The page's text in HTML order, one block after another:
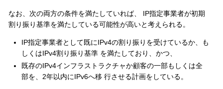
なお、次の両方の条件を満たしていれば、 IP指定事業者が初期
割り振り基準を満たしている可能性が高いと考えられる。
IP指定事業者として既にIPv4の割り振りを受けているか、も
しくはIPv4割り振り基準 を満たしており、かつ、
既存のIPv4インフラストラクチャか顧客の一部もしくは全
部を、2年以内にIPv6へ移 行させる計画をしている。